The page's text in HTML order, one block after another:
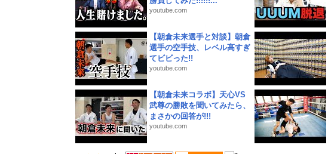
youtube.com
【朝倉未来選手と対談】朝倉
選手の空手技、レベル高すぎ
てビビった!!
youtube.com
【朝倉未来コラボ】天心VS
武尊の勝敗を聞いてみたら、
まさかの回答が!!!
youtube.com